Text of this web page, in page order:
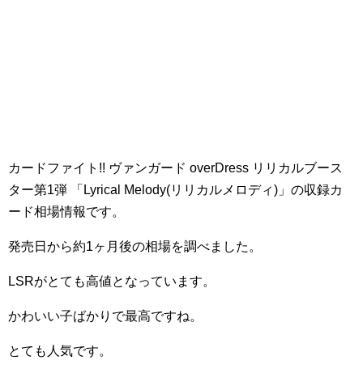
カードファイト!! ヴァンガード overDress リリカルブース
ター第1弾 「Lyrical Melody(リリカルメロディ)」の収録カ
ード相場情報です。
発売日から約1ヶ月後の相場を調べました。
LSRがとても高値となっています。
かわいい子ばかりで最高ですね。
とても人気です。